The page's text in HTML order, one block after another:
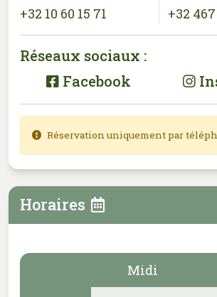
+32 10 60 15 71 +32
Réseaux sociaux :
Facebook
Réservation uniquement par
Horaires
Midi